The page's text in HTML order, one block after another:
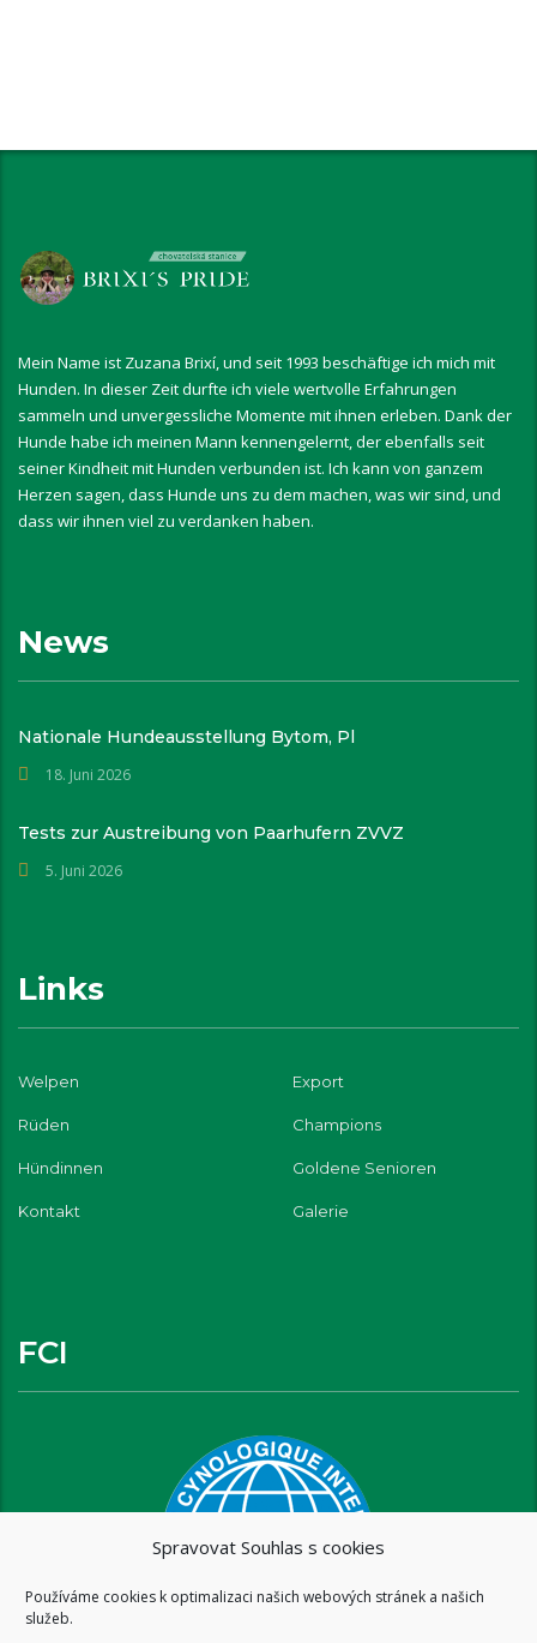
Spravovat Souhlas s cookies
Používáme cookies k optimalizaci našich webových stránek a našich
služeb.
Mein Name ist Zuzana Brixí, und seit 1993 beschäftige ich mich mit
Hunden. In dieser Zeit durfte ich viele wertvolle Erfahrungen
sammeln und unvergessliche Momente mit ihnen erleben. Dank der
Hunde habe ich meinen Mann kennengelernt, der ebenfalls seit
seiner Kindheit mit Hunden verbunden ist. Ich kann von ganzem
Herzen sagen, dass Hunde uns zu dem machen, was wir sind, und
dass wir ihnen viel zu verdanken haben.
News
Nationale Hundeausstellung Bytom, Pl
18. Juni 2026
Tests zur Austreibung von Paarhufern ZVVZ
5. Juni 2026
Links
Welpen Export
Rüden Champions
Hündinnen Goldene Senioren
Kontakt Galerie
FCI